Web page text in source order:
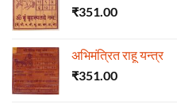
₹351.00
अभिमंत्रित राहू यन्त्र
₹351.00